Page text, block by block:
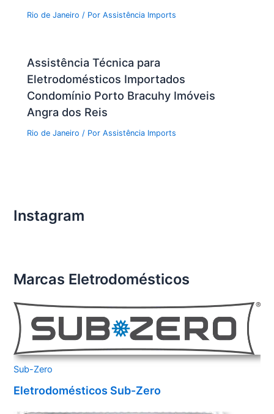
Rio de Janeiro / PorAssistência Imports
Assistência Técnica para
Eletrodomésticos Importados
Condomínio Porto Bracuhy Imóveis
Angra dos Reis
Rio de Janeiro / PorAssistência Imports
Instagram
Marcas Eletrodomésticos
Sub-Zero
Eletrodomésticos Sub-Zero